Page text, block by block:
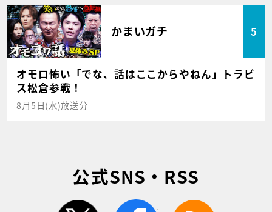
かまいガチ 5
オモロ怖い「でな、話はここからやねん」トラビ
ス松倉参戦！
8月5日(水)放送分
公式SNS・RSS
twitter facebook